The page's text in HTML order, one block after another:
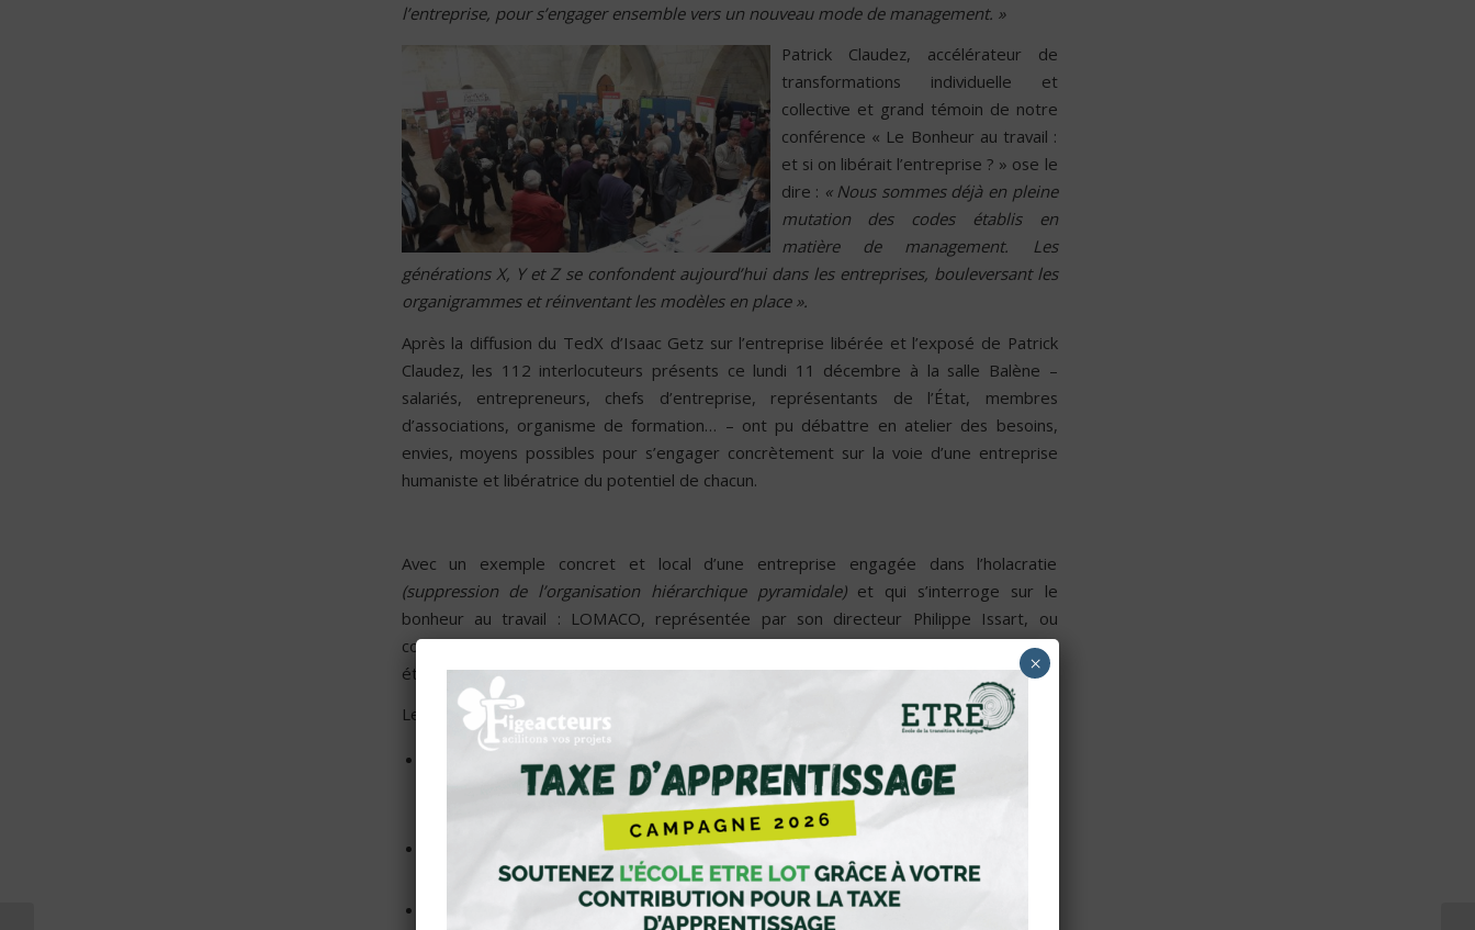
l’entreprise, pour s’engager ensemble vers un nouveau mode de management. »
Patrick Claudez, accélérateur de
transformations individuelle et
collective et grand témoin de notre
conférence « Le Bonheur au travail :
et si on libérait l’entreprise ? » ose le
dire : « Nous sommes déjà en pleine
mutation des codes établis en
matière de management. Les
générations X, Y et Z se confondent aujourd’hui dans les entreprises, bouleversant les
organigrammes et réinventant les modèles en place ».
Après la diffusion du TedX d’Isaac Getz sur l’entreprise libérée et l’exposé de Patrick
Claudez, les 112 interlocuteurs présents ce lundi 11 décembre à la salle Balène –
salariés, entrepreneurs, chefs d’entreprise, représentants de l’État, membres
d’associations, organisme de formation… – ont pu débattre en atelier des besoins,
envies, moyens possibles pour s’engager concrètement sur la voie d’une entreprise
humaniste et libératrice du potentiel de chacun.
Avec un exemple concret et local d’une entreprise engagée dans l’holacratie
(suppression de l’organisation hiérarchique pyramidale)et qui s’interroge sur le
bonheur au travail : LOMACO, représentée par son directeur Philippe Issart, ou
comment une entreprise « préhistorique » avait su depuis plusieurs années, étape par
étape, s’orienter vers un nouveau modèle de management.
Les clés pour y parvenir ? Selon Patrick Claudez :
S’engager sur le long terme en
recherchant des résultats rapides et
Créer les conditions du bonheur au
Parier et investir sur l’humain,
×